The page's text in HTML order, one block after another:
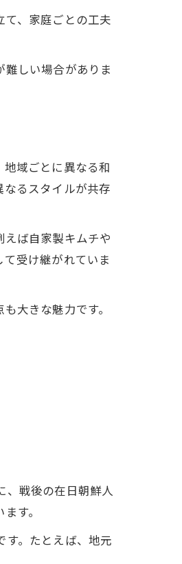
、家庭ごとの工夫
しい場合がありま
域ごとに異なる和
るスタイルが共存
ば自家製キムチや
受け継がれていま
大きな魅力です。
、戦後の在日朝鮮人
す。
す。たとえば、地元